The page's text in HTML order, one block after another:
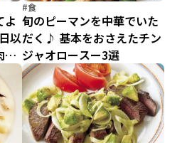
よ
以
ス
#食
旬のピーマンを中華でいた
だく♪ 基本をおさえたチン
ジャオロースー3選